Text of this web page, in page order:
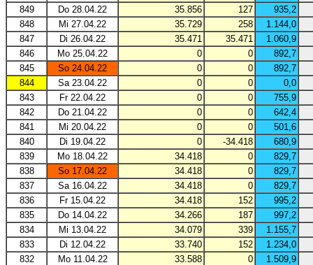
849
Do 28.04.22 35.856 127
935,2
848
Mi 27.04.22 35.729 258
1.144,0
847
Di 26.04.22 35.471 35.471
1.060,9
846
Mo 25.04.22 0 0
892,7
845
So 24.04.22 0 0
892,7
844
Sa 23.04.22 0 0
0,0
843
Fr 22.04.22 0 0
755,9
842
Do 21.04.22 0 0
642,4
841
Mi 20.04.22 0 0
501,6
840
Di 19.04.22 0 -34.418
680,9
839
Mo 18.04.22 34.418 0
829,7
838
So 17.04.22 34.418 0
829,7
837
Sa 16.04.22 34.418 0
829,7
836
Fr 15.04.22 34.418 152
995,2
835
Do 14.04.22 34.266 187
997,2
834
Mi 13.04.22 34.079 339
1.155,7
833
Di 12.04.22 33.740 152
1.234,0
832
Mo 11.04.22 33.588 0
1.509,9